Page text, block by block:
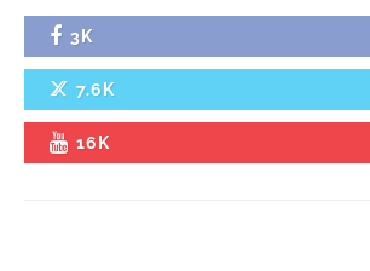
3K
7.6K
16K